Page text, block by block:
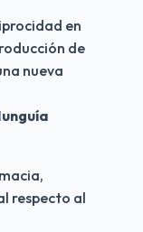
en
de
nueva
respecto al